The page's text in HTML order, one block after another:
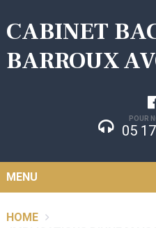
CABINET
BARROUX
POUR
05
MENU
HOME